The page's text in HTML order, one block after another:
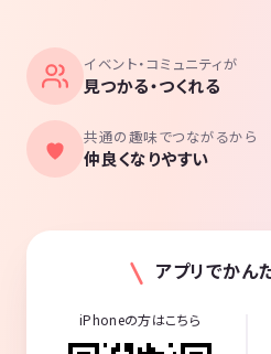
イベント・コミュニティが
見つかる・つくれる
共通の趣味でつながるから
仲良くなりやすい
アプリでかん
iPhoneの方はこちら